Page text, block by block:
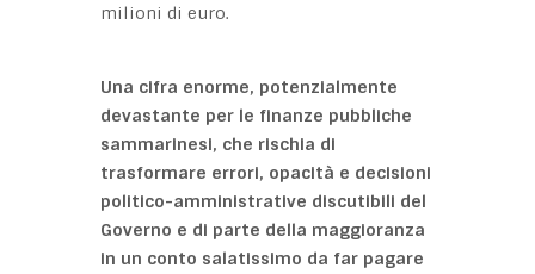
milioni di euro.
Una cifra enorme, potenzialmente
devastante per le finanze pubbliche
sammarinesi, che rischia di
trasformare errori, opacità e decisioni
politico-amministrative discutibili del
Governo e di parte della maggioranza
in un conto salatissimo da far pagare